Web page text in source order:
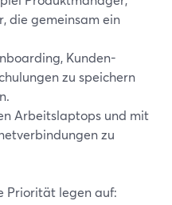
die gemeinsam ein
Kunden-
zu speichern
Arbeitslaptops und mit
zu
Priorität legen auf: